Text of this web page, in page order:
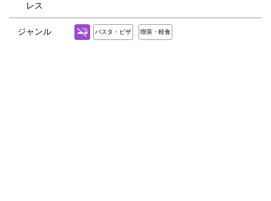
レス
ジャンル パスタ・ピザ 喫茶・軽食